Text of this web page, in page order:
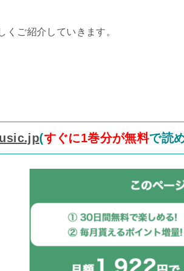
くご紹介していきます。
(すぐに1巻分が無料で読